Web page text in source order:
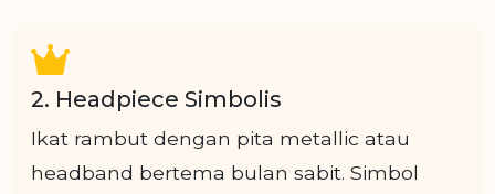
2. Headpiece Simbolis
Ikat rambut dengan pita metallic atau
headband bertema bulan sabit. Simbol